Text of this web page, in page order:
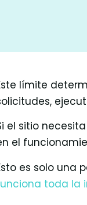
límite
el sitio
el
es solo una
toda la